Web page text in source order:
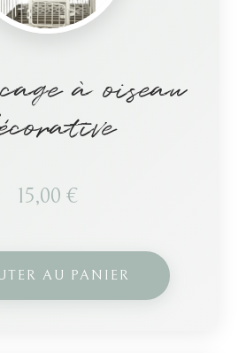
à oiseau
15,00 €
AU PANIER